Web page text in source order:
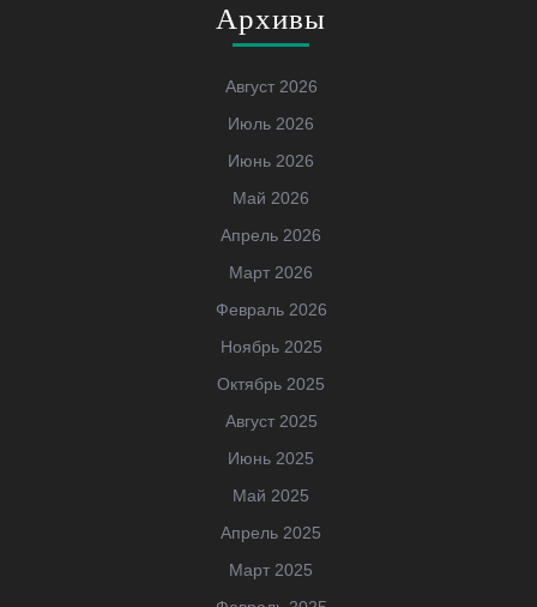
Архивы
Август 2026
Июль 2026
Июнь 2026
Май 2026
Апрель 2026
Март 2026
Февраль 2026
Ноябрь 2025
Октябрь 2025
Август 2025
Июнь 2025
Май 2025
Апрель 2025
Март 2025